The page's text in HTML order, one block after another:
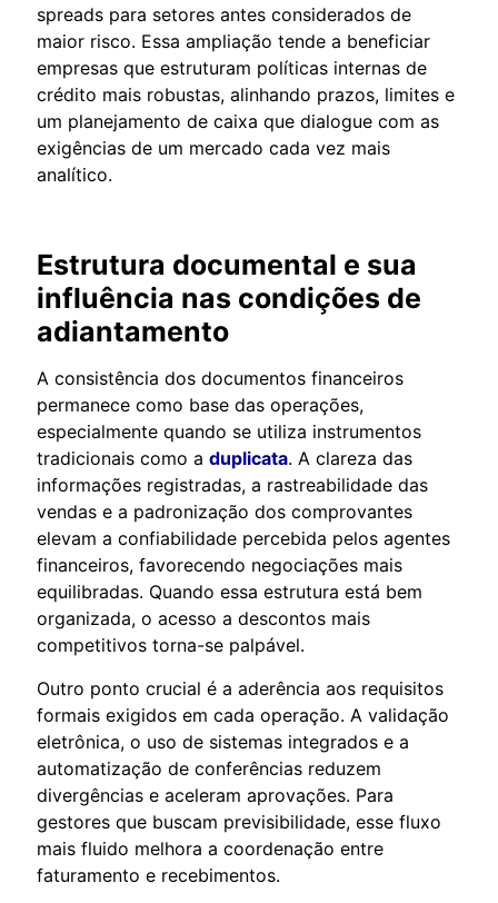
spreads para setores antes considerados de
maior risco. Essa ampliação tende a beneficiar
empresas que estruturam políticas internas de
crédito mais robustas, alinhando prazos, limites e
um planejamento de caixa que dialogue com as
exigências de um mercado cada vez mais
analítico.
Estrutura documental e sua
influência nas condições de
adiantamento
A consistência dos documentos financeiros
permanece como base das operações,
especialmente quando se utiliza instrumentos
tradicionais como a duplicata. A clareza das
informações registradas, a rastreabilidade das
vendas e a padronização dos comprovantes
elevam a confiabilidade percebida pelos agentes
financeiros, favorecendo negociações mais
equilibradas. Quando essa estrutura está bem
organizada, o acesso a descontos mais
competitivos torna-se palpável.
Outro ponto crucial é a aderência aos requisitos
formais exigidos em cada operação. A validação
eletrônica, o uso de sistemas integrados e a
automatização de conferências reduzem
divergências e aceleram aprovações. Para
gestores que buscam previsibilidade, esse fluxo
mais fluido melhora a coordenação entre
faturamento e recebimentos.